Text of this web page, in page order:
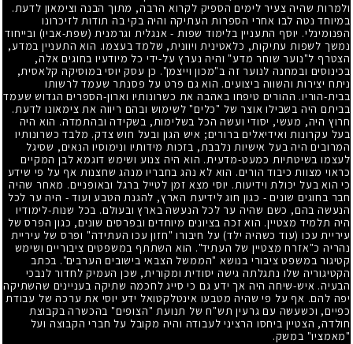
ולמרות שהיה צעיר לימים הספיק לקרוא הרבה, מתוך הבנה וצימאון לדעת.
במיוחד נטה לבו אחרי הספרות העתיקה והיה בקי בה תודות לזיכרונו
הפנומינלי. יוסף התעניין בלימוד שפות - אנגלית וגרמנית (שפת-אביו) ובייחוד
נמשך לשפות עתיקות, כלאטינית ויוונית, שלמד בעצמו. הוא התעניין במדע,
הצטרף ל"נוער שוחר מדע" והיה נערץ על-ידי כל מיודעיו בחוגים אלה,
בכינוסים ובמחנה לנוער זה ב"מכון וייצמן". כן עסק יוסי במוסיקה קלאסית,
ניתח יצירות והשווה ביצועים. הוא גם פרט על פסנתר שעמד לרשותו
בבית-הוריו. ההורים טיפחו באהבה את כשרונותיו וארון-הספרים הגדוש שעמד
בביתם היה בשבילו אוצר של "כלים" לשימוש ובהם ריווה את צימאונו לדעת.
חרוץ היה, מעשי, יסודי ועשה הכל בשלימות, בשקידה ובהתמדה. הוא היה
בעל עקרונות ואידיאלים ברורים; איש הגון ובעל חוש צדק. מלבד כשרונותיו
המרובים היה בעל אישיות נלבבת, בזכות מידותיו ונימוסיו הנאים, שסיגל
לעצמו בשיטתיות כמעט-מדעית. הוא היה צנוע ושימש דוגמא לבן המקיים
כראוי מצוות כיבוד הורים. הוא לא נהג בחבריו מנהג שחצנות אף על פי שידע
כי הוא בעל יכולת וידיעות. יוסי מצא זמן לטייל ברגל ובאופניים. מאחר שהיה
חבר בחוגים שונים - כגון חוג לידיעת הארץ, להגנת הטבע ועוד - היה ער לכל
הנעשה בהם, כשם שהיה ער לכל הנעשה בארץ ובעולם. בכל שנות-לימודיו
היה תלמיד מצטיין. הוא זכה בציונים מיוחדים ובפרסים שונים, כגון הפרס של
עיריית עכו (עוד כשהיה ילד) על חיבורו "חזון עכו העתידה" ופרס של עיריית
נהריה כ"אזרח מצטיין של העתיד". הוא השתתף במשפטים ציבוריים ושימש
קטיגור במשפט ציבורי בנושא "הממשל הצבאי בישובים הערבים". בכתב
הקטיגוריה שלו נתגלתה גישה יסודית ומקורית, שכן העמיק לחדור לנבכי
הבעיה. איש-שיחה היה אך ידע גם כי סייג לחכמה שתיקה בעניינים שהשתיקה
יפה להם. אף על פי שהיה מטבעו אינטלקטואל ידע יוסי את ערכה של עבודת
כפיים, וכשעשה עם גרעין תש"ח של תנועת "הצופים" בהכשרה בקבוצת
חולדה, הצטיין ביחסו הרציני לעבודה והיה מקובל על חברי הקבוצה ועל
"מאמציו" במשק.